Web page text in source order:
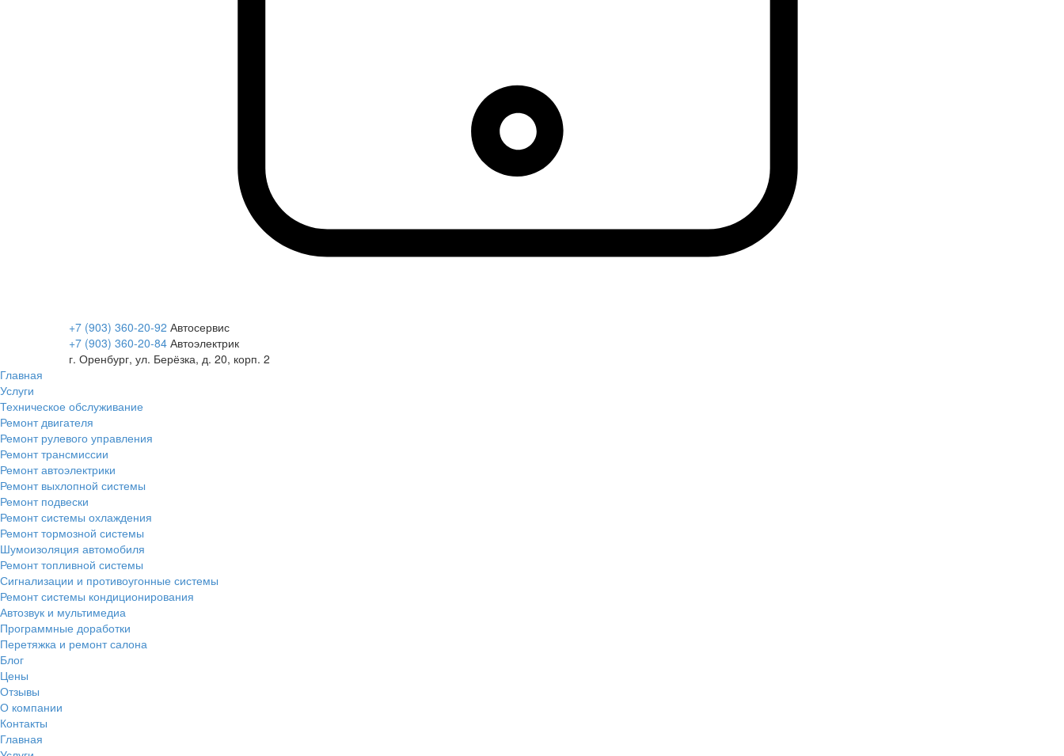
+7 (903) 360-20-92 Автосервис
+7 (903) 360-20-84 Автоэлектрик
г. Оренбург, ул. Берёзка, д. 20, корп. 2
Главная
Услуги
Техническое обслуживание
Ремонт двигателя
Ремонт рулевого управления
Ремонт трансмиссии
Ремонт автоэлектрики
Ремонт выхлопной системы
Ремонт подвески
Ремонт системы охлаждения
Ремонт тормозной системы
Шумоизоляция автомобиля
Ремонт топливной системы
Сигнализации и противоугонные системы
Ремонт системы кондиционирования
Автозвук и мультимедиа
Программные доработки
Перетяжка и ремонт салона
Блог
Цены
Отзывы
О компании
Контакты
Главная